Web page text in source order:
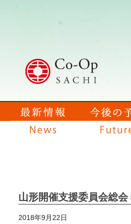
山形開催支援委員会総会
2018年9月22日